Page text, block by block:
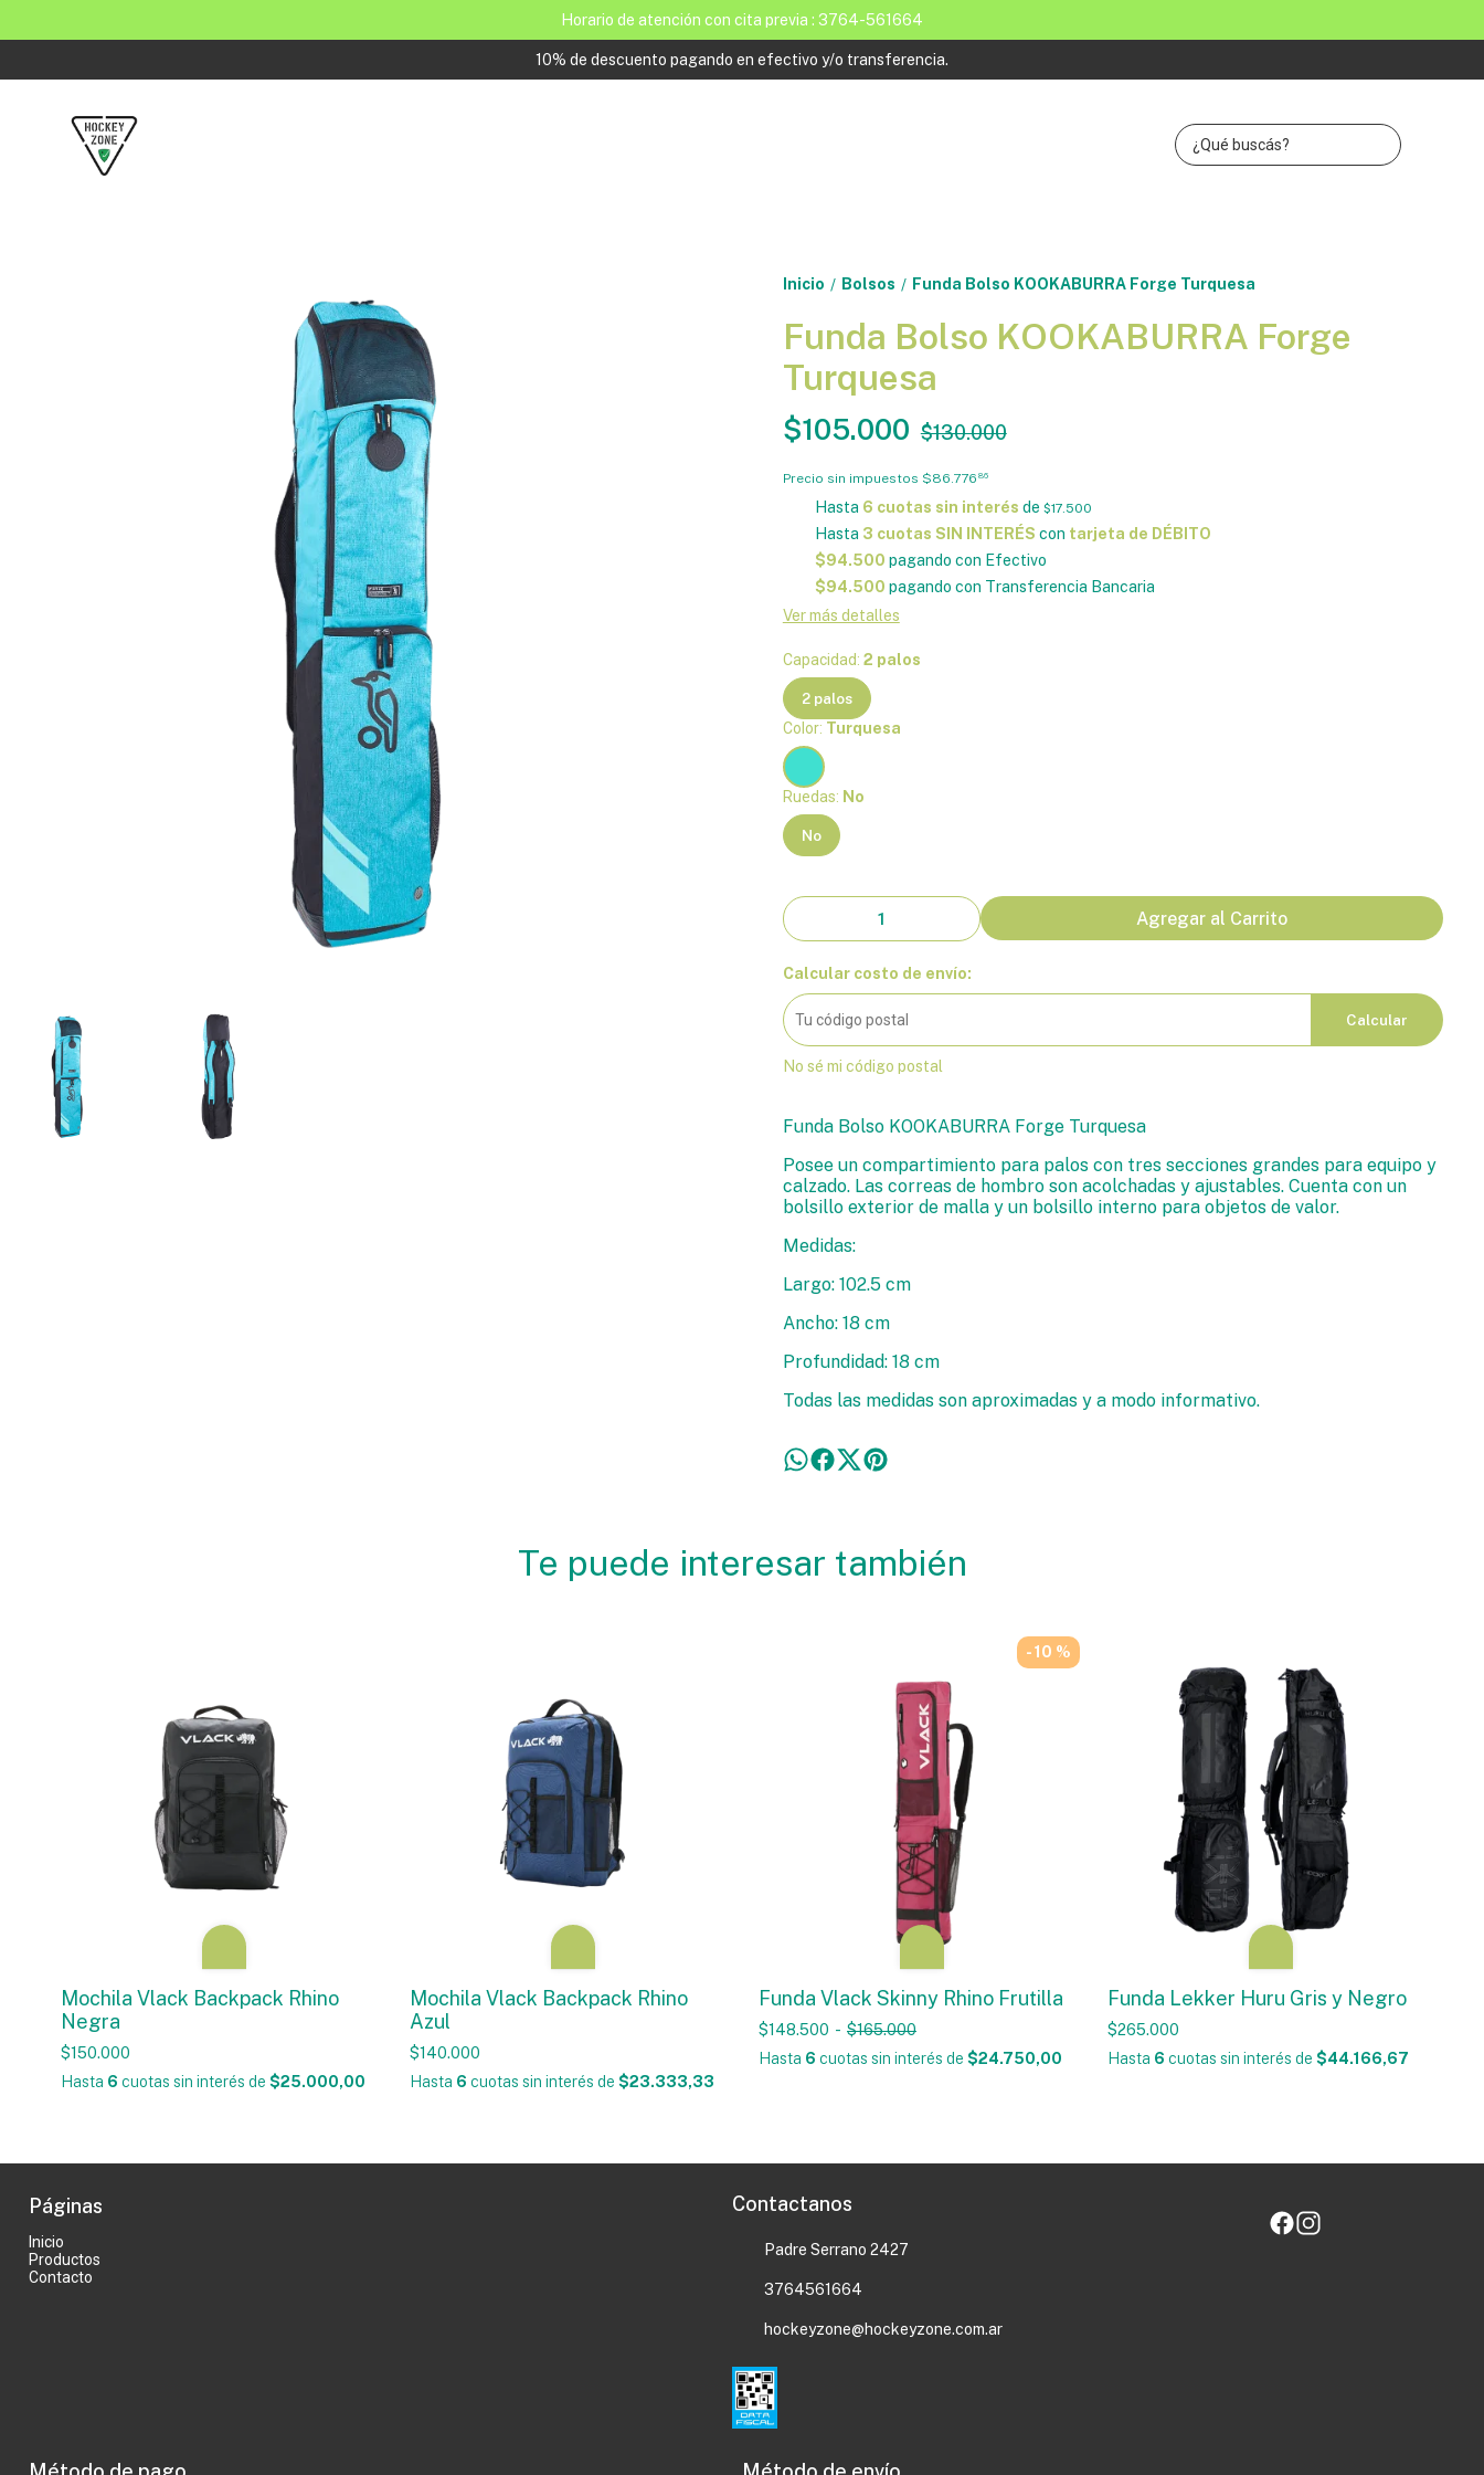
Horario de atención con cita previa : 3764-561664
10% de descuento pagando en efectivo y/o transferencia.
Inicio / Bolsos / Funda Bolso KOOKABURRA Forge Turquesa
Funda Bolso KOOKABURRA Forge
Turquesa
$105.000 $130.000
Precio sin impuestos $86.776 86
Hasta 6 cuotas sin interés de $17.500
Hasta 3 cuotas SIN INTERÉS con tarjeta de DÉBITO
$94.500 pagando con Efectivo
$94.500 pagando con Transferencia Bancaria
Ver más detalles
Capacidad: 2 palos
2 palos
Color: Turquesa
Ruedas: No
No
Agregar al Carrito
Calcular costo de envío:
Calcular
No sé mi código postal
Funda Bolso KOOKABURRA Forge Turquesa
Posee un compartimiento para palos con tres secciones grandes para equipo y
calzado. Las correas de hombro son acolchadas y ajustables. Cuenta con un
bolsillo exterior de malla y un bolsillo interno para objetos de valor.
Medidas:
Largo: 102.5 cm
Ancho: 18 cm
Profundidad: 18 cm
Todas las medidas son aproximadas y a modo informativo.
Te puede interesar también
Mochila Vlack Backpack Rhino
Negra
$150.000
Hasta 6 cuotas sin interés de $25.000,00
Mochila Vlack Backpack Rhino
Azul
$140.000
Hasta 6 cuotas sin interés de $23.333,33
- 10 %
Funda Vlack Skinny Rhino Frutilla
$148.500 - $165.000
Hasta 6 cuotas sin interés de $24.750,00
Funda Lekker Huru Gris y Negro
$265.000
Hasta 6 cuotas sin interés de $44.166,67
Páginas
Inicio
Productos
Contacto
Contactanos
Padre Serrano 2427
3764561664
hockeyzone@hockeyzone.com.ar